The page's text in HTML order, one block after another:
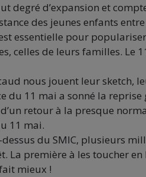
degré d’expansion et
des jeunes enfants
essentielle pour
celles de leurs familles. Le
nous jouent leur sketch,
du 11 mai a sonné la reprise
retour à la presque
11 mai.
du SMIC, plusieurs
première à les toucher en
mieux !